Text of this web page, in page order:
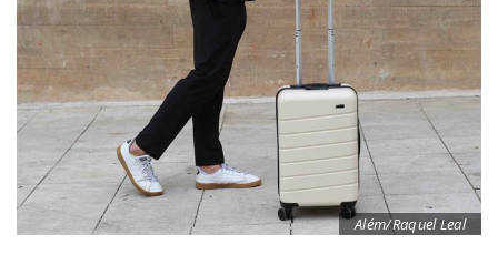
Além/Raquel Leal